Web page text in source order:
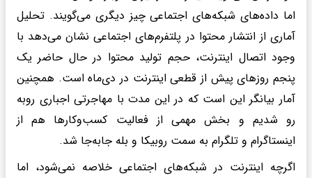
اما داده‌های شبکه‌های اجتماعی چیز دیگری می‌گویند. تحلیل
آماری از انتشار محتوا در پلتفرم‌های اجتماعی نشان می‌دهد با
وجود اتصال اینترنت، حجم تولید محتوا در حال حاضر یک
پنجم روزهای پیش از قطعی اینترنت در دی‌ماه است. همچنین
آمار بیانگر این است که در این مدت با مهاجرتی اجباری روبه
رو شدیم و بخش مهمی از فعالیت کسب‌وکارها هم از
اینستاگرام و تلگرام به سمت روبیکا و بله جابه‌جا شد.
اگرچه اینترنت در شبکه‌های اجتماعی خلاصه نمی‌شود، اما